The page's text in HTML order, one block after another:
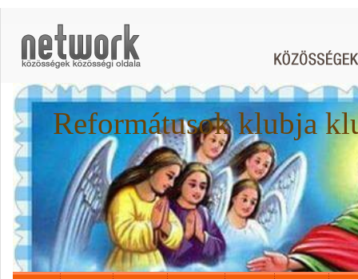
Reformátusok klubja